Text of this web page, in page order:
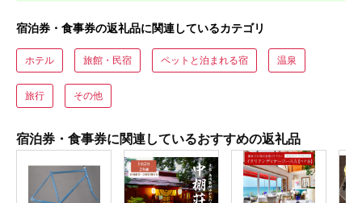
宿泊券・食事券の返礼品に関連しているカテゴリ
ホテル 旅館・民宿 ペットと泊まれる宿 温泉
旅行 その他
宿泊券・食事券に関連しているおすすめの返礼品